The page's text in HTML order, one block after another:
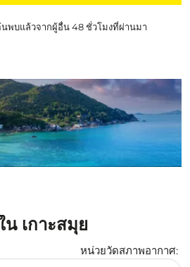
พบแล้วจากผู้อื่น 48 ชั่วโมงที่ผ่านมา
เกาะสมุย
หน่วยวัดสภาพอากาศ: